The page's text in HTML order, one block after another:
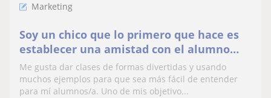
Marketing
Soy un chico que lo primero que hace es
establecer una amistad con el alumno
para que todo el proceso de aprendizaje
sea más ameno
Me gusta dar clases de formas divertidas y usando
muchos ejemplos para que sea más fácil de entender
para mí alumnos/a. Uno de mis objetivo...